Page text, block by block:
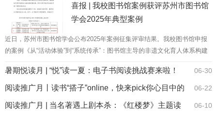
喜报 | 我校图书馆案例获评苏州市图书馆
学会2025年典型案例
近日，苏州市图书馆学会公布2025年案例征集评审结果。我校图书馆申报
的案例《从“活动体验”到“系统传承”：图书馆主导的非遗文化育人体系构建
06-30
暑期悦读月 | “悦”读一夏：电子书阅读挑战赛来啦！
06-22
阅读推广月丨读书“搭子”online，快来pick你心目中的
搭子吧！ 06-10
阅读推广月 | 当名著遇上剧本杀：《红楼梦》主题读